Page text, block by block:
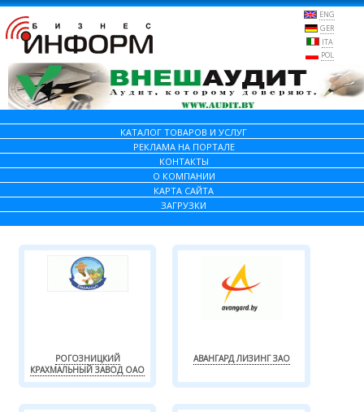
ENG
GER
ITA
POL
КАТАЛОГ ТОВАРОВ И УСЛУГ
РЕКЛАМА НА ПОРТАЛЕ
КОНТАКТЫ
О КОМПАНИИ
КАРТА САЙТА
ЗАГРУЗКИ
РОГОЗНИЦКИЙ
КРАХМАЛЬНЫЙ ЗАВОД ОАО
АВАНГАРД ЛИЗИНГ ЗАО